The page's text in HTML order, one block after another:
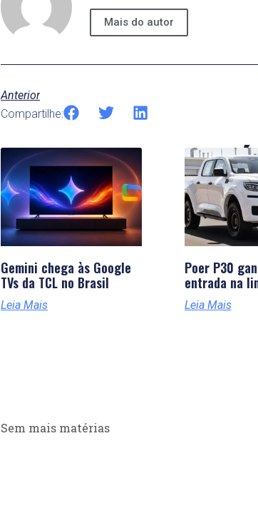
Mais do autor
Anterior
Compartilhe:
Gemini chega às Google
TVs da TCL no Brasil
Leia Mais
Poer P30
entrada na
Leia Mais
Sem mais matérias